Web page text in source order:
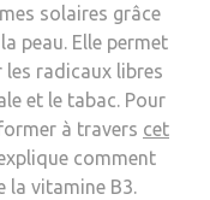
solaires grâce
peau. Elle permet
les radicaux libres
et le tabac. Pour
à travers cet
comment
la vitamine B3.